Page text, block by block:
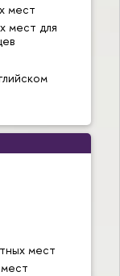
мест
мест для
мест